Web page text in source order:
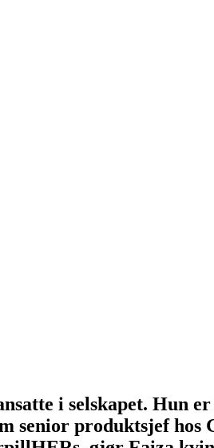
i selskapet. Hun
senior produktsjef hos